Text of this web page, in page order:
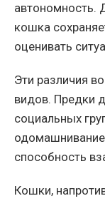
автономность.
кошка
оценивать
Эти различия
видов. Предки
социальных
способность
Кошки,